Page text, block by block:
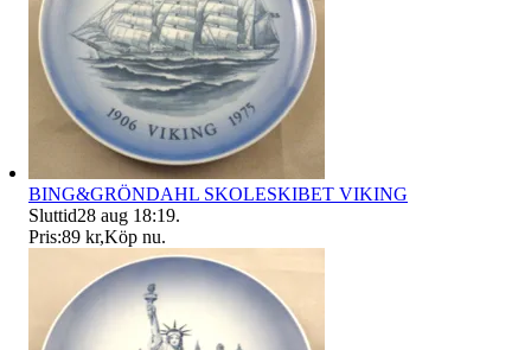
BING&GRÖNDAHL SKOLESKIBET VIKING
Sluttid28 aug 18:19.
Pris:89 kr,Köp nu.